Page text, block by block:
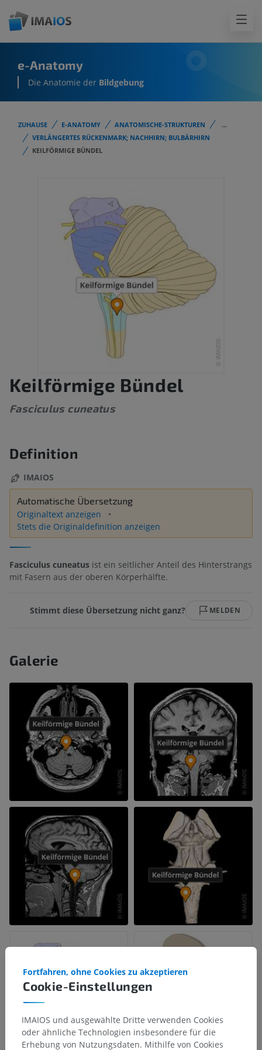
e-Anatomy
Die Anatomie der Bildgebung
ZUHAUSE E-ANATOMY ANATOMISCHE-STRUKTUREN
...
VERLÄNGERTES RÜCKENMARK; NACHHIRN; BULBÄRHIRN
KEILFÖRMIGE BÜNDEL
Keilförmige Bündel
Fasciculus cuneatus
Definition
IMAIOS
Automatische Übersetzung
Originaltext anzeigen
Stets die Originaldefinition anzeigen
Fasciculus cuneatus ist ein seitlicher Anteil des Hinterstrangs
mit Fasern aus der oberen Körperhälfte.
Stimmt diese Übersetzung nicht ganz? MELDEN
Galerie
Cookie-Einstellungen
Fortfahren, ohne Cookies zu akzeptieren
IMAIOS und ausgewählte Dritte verwenden Cookies
oder ähnliche Technologien insbesondere für die
Erhebung von Nutzungsdaten. Mithilfe von Cookies